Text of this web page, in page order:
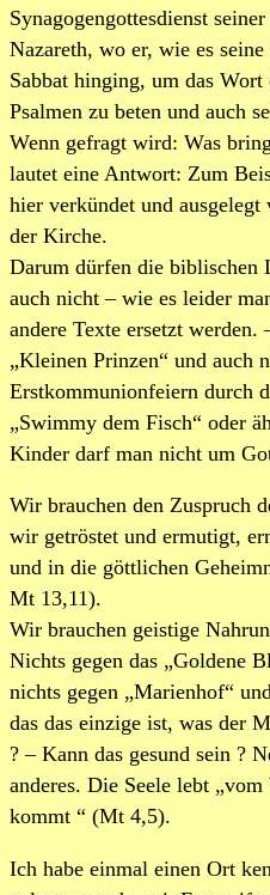
Synagogengottesdienst
Nazareth, wo er, wie es
Sabbat hinging, um das
Psalmen zu beten und auch
Wenn gefragt wird: Was
lautet eine Antwort: Zum
hier verkündet und
der Kirche.
Darum dürfen die biblischen
auch nicht – wie es leider
andere Texte ersetzt
„Kleinen Prinzen“ und auch
Erstkommunionfeiern durch
„Swimmy dem Fisch“ oder
Kinder darf man nicht um
Wir brauchen den Zuspruch
wir getröstet und ermutigt,
und in die göttlichen
Mt 13,11).
Wir brauchen geistige
Nichts gegen das „Goldene
nichts gegen „Marienhof“
das das einzige ist, was der
? – Kann das gesund sein ?
anderes. Die Seele lebt
kommt “ (Mt 4,5).
Ich habe einmal einen Ort